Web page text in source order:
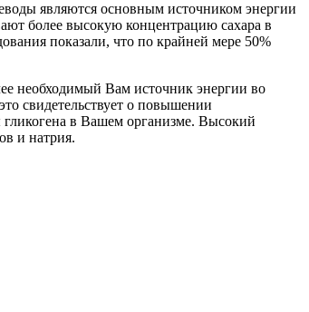
являются основным источником энергии
более высокую концентрацию сахара в
показали, что по крайней мере 50%
необходимый Вам источник энергии во
свидетельствует о повышении
гликогена в Вашем организме. Высокий
и натрия.